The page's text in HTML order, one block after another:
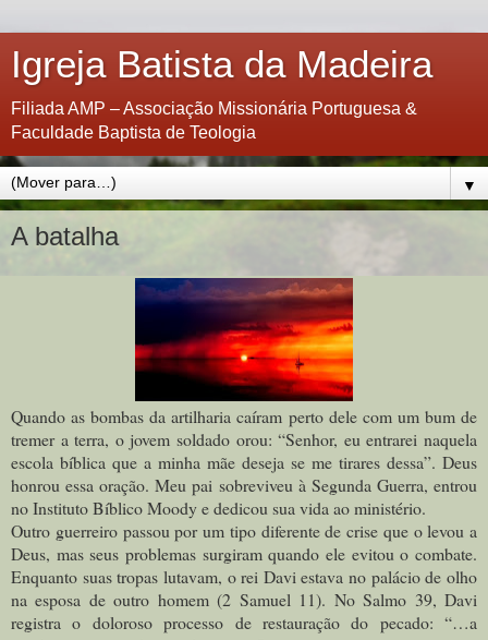
Igreja Batista da Madeira
Filiada AMP – Associação Missionária Portuguesa &
Faculdade Baptista de Teologia
▼
A batalha
Quando as bombas da artilharia caíram perto dele com um bum de
tremer a terra, o jovem soldado orou: “Senhor, eu entrarei naquela
escola bíblica que a minha mãe deseja se me tirares dessa”. Deus
honrou essa oração. Meu pai sobreviveu à Segunda Guerra, entrou
no Instituto Bíblico Moody e dedicou sua vida ao ministério.
Outro guerreiro passou por um tipo diferente de crise que o levou a
Deus, mas seus problemas surgiram quando ele evitou o combate.
Enquanto suas tropas lutavam, o rei Davi estava no palácio de olho
na esposa de outro homem (2 Samuel 11). No Salmo 39, Davi
registra o doloroso processo de restauração do pecado: “…a